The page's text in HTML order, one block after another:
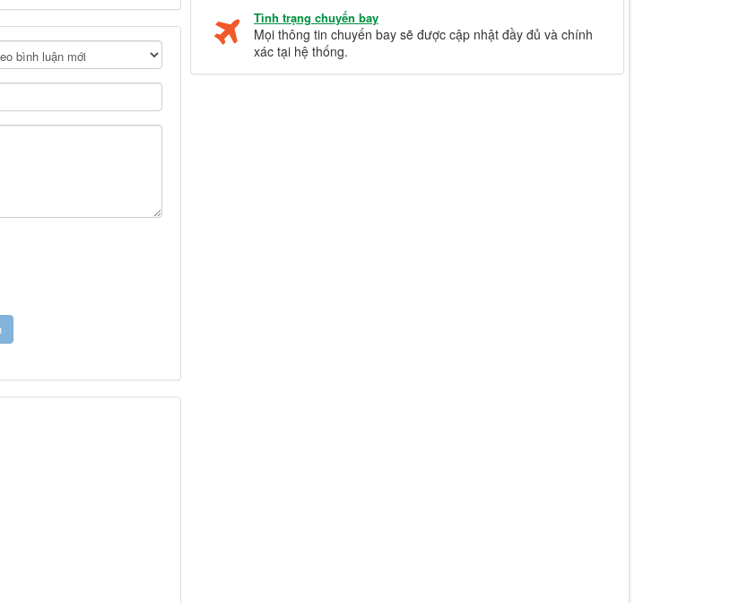
Tình trạng chuyến bay
Mọi thông tin chuyến bay sẽ được cập nhật đầy đủ và chính
xác tại hệ thống.